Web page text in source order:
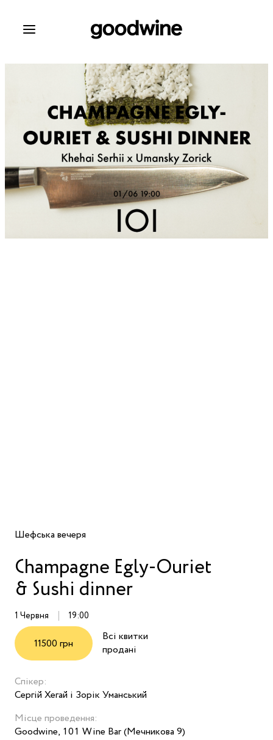
Шефська вечеря
Champagne Egly-Ouriet
& Sushi dinner
1 Червня 19:00
11500 грн
Всі квитки
продані
Спікер:
Сергій Хегай і Зорік Уманський
Місце проведення:
Goodwine, 101 Wine Bar (Мечникова 9)